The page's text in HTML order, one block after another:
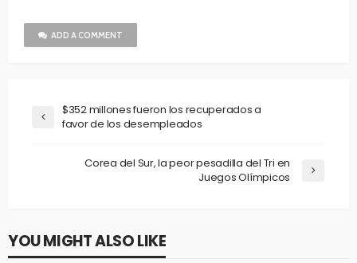
ADD A COMMENT
$352 millones fueron los recuperados a
favor de los desempleados
Corea del Sur, la peor pesadilla del Tri en
Juegos Olímpicos
YOU MIGHT ALSO LIKE